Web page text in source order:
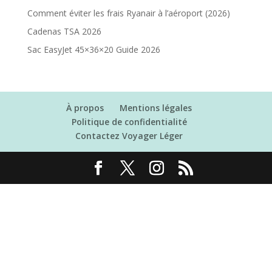
Comment éviter les frais Ryanair à l’aéroport (2026)
Cadenas TSA 2026
Sac EasyJet 45×36×20 Guide 2026
À propos
Mentions légales
Politique de confidentialité
Contactez Voyager Léger